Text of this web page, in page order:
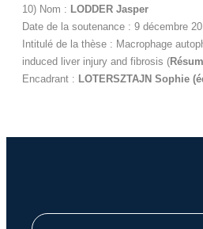
10) Nom : LODDER Jasper
Date de la soutenance : 9 décembre
Intitulé de la thèse : Macrophage
induced liver injury and fibrosis (
Encadrant : LOTERSZTAJN Sophie